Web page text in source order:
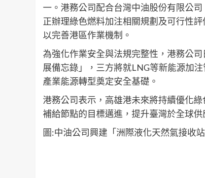
一。港務公司配合台灣中油股份有限公
正辦理綠色燃料加注相關規劃及可行性
以完善港區作業機制。
為強化作業安全與法規完整性，港務公
展備忘錄」，三方將就LNG等新能源加
產業能源轉型奠定安全基礎。
港務公司表示，高雄港未來將持續優化
補給節點的目標邁進，提升臺灣於全球供
圖:中油公司興建「洲際液化天然氣接收